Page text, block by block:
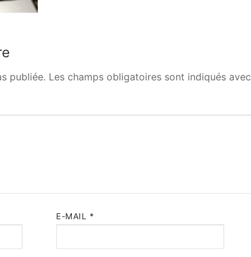
publiée. Les champs obligatoires sont indiqués avec
E-MAIL *